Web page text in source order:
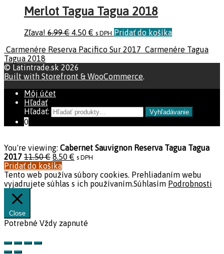
Merlot Tagua Tagua 2018
Zľava! 6.99€ 4.50 € s DPH Pridať do košíka
Carmenére Reserva Pacifico Sur 2017 Carmenére Tagua
Tagua 2018
© Latintrade.sk 2026
Built with Storefront & WooCommerce.
Môj účet
Hľadať
Hľadať:
Vyhľadávanie
0
You're viewing: Cabernet Sauvignon Reserva Tagua Tagua
2017 11.50€ 8.50 € s DPH
Pridať do košíka
Tento web používa súbory cookies. Prehliadaním webu
vyjadrujete súhlas s ich používaním.Súhlasím Podrobnosti
Close
Potrebné Vždy zapnuté